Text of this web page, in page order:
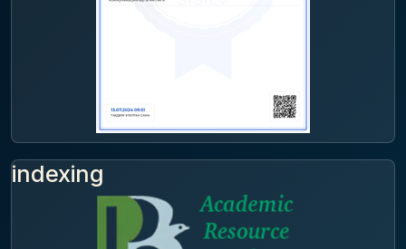
indexing